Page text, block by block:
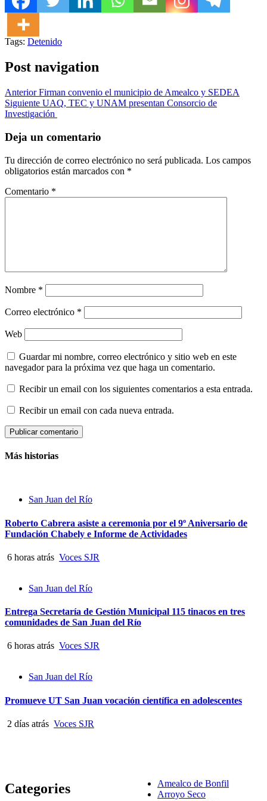
Tags: Detenido
Post navigation
AnteriorFirman convenio el municipio de Amealco y SEDEA
Siguiente UAQ, TEC y UNAM presentan Consorcio de
Investigación
Deja un comentario
Tu dirección de correo electrónico no será publicada. Los campos
obligatorios están marcados con *
Comentario *
Nombre *
Correo electrónico *
Web
Guardar mi nombre, correo electrónico y sitio web en este
navegador para la próxima vez que haga un comentario.
Recibir un email con los siguientes comentarios a esta entrada.
Recibir un email con cada nueva entrada.
Más historias
San Juan del Río
Roberto Cabrera asiste a ceremonia por el 9º Aniversario de
Fundación Chabely e Informe de Actividades
6 horas atrás Voces SJR
San Juan del Río
Entrega Secretaría de Gestión Municipal 115 tinacos en tres
comunidades de San Juan del Río
6 horas atrás Voces SJR
San Juan del Río
Promueve UT San Juan vocación científica en adolescentes
2 días atrás Voces SJR
Categories
Amealco de Bonfil
Arroyo Seco